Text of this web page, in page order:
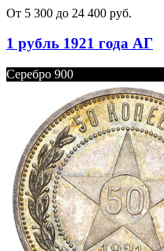
От 5 300 до 24 400 руб.
1 рубль 1921 года АГ
Серебро 900